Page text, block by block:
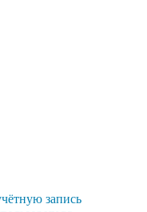
запись